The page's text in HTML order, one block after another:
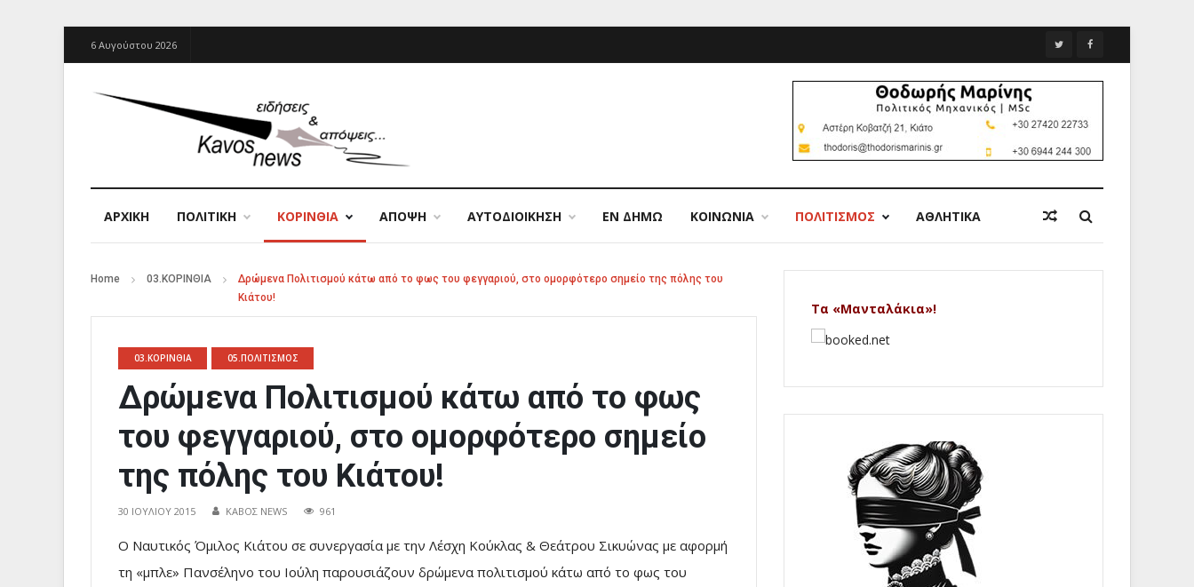
6 Αυγούστου 2026
ΑΡΧΙΚΉ ΠΟΛΙΤΙΚΗ ΚΟΡΙΝΘΙΑ ΑΠΟΨΗ ΑΥΤΟΔΙΟΙΚΗΣΗ ΕΝ ΔΗΜΩ ΚΟΙΝΩΝΙΑ ΠΟΛΙΤΙΣΜΟΣ ΑΘΛΗΤΙΚΑ
Home 03.ΚΟΡΙΝΘΙΑ
Δρώμενα Πολιτισμού κάτω από το φως του φεγγαριού, στο ομορφότερο σημείο της πόλης του
Κιάτου!
03.ΚΟΡΙΝΘΙΑ 05.ΠΟΛΙΤΙΣΜΟΣ
Δρώμενα Πολιτισμού κάτω από το φως
του φεγγαριού, στο ομορφότερο σημείο
της πόλης του Κιάτου!
30 ΙΟΥΛΊΟΥ 2015 ΚΑΒΟΣ NEWS 961
Ο Ναυτικός Όμιλος Κιάτου σε συνεργασία με την Λέσχη Κούκλας & Θεάτρου Σικυώνας με αφορμή
τη «μπλε» Πανσέληνο του Ιούλη παρουσιάζουν δρώμενα πολιτισμού κάτω από το φως του
Τα «Μανταλάκια»!